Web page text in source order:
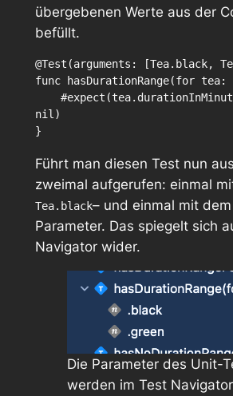
übergebenen Werte aus der
befüllt.
@Test(arguments: [Tea.black,
func hasDurationRange(for tea:
nil)
}
Führt man diesen Test nun
zweimal aufgerufen: einmal
Tea.black– und einmal mit dem
Parameter. Das spiegelt sich
Navigator wider.
Die Parameter des Unit-
werden im Test